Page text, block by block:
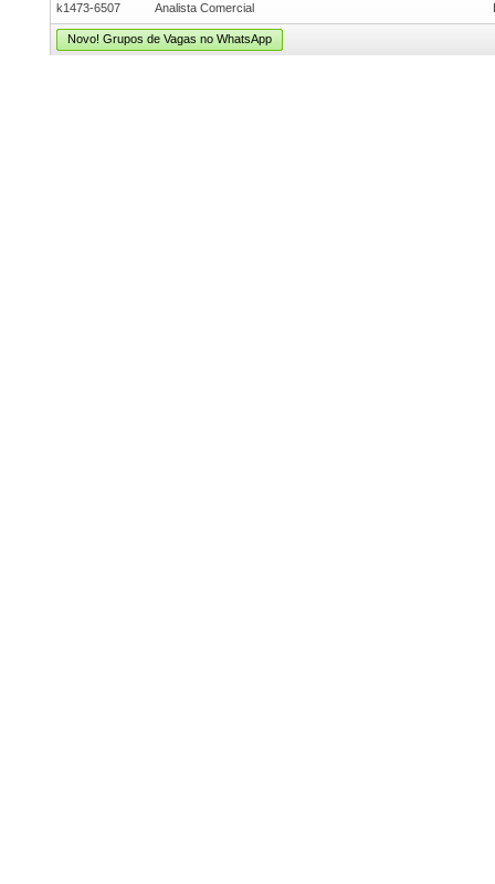
k1473-6507 Analista Comercial
Novo! Grupos de Vagas no WhatsApp